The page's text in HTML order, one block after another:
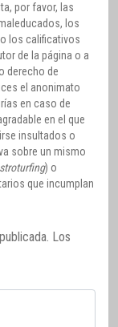
por favor, las
los
los calificativos
de la página o a
derecho de
el anonimato
en caso de
en el que
insultados o
sobre un mismo
) o
que incumplan
Los